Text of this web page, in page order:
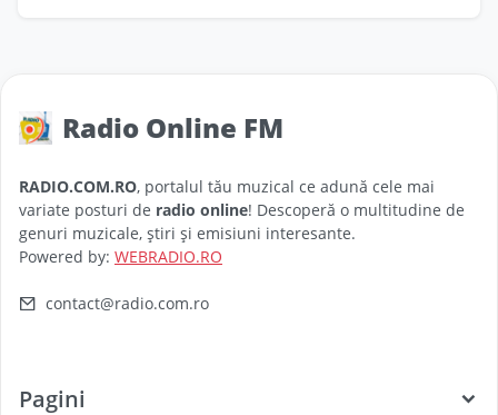
Radio Online FM
RADIO.COM.RO, portalul tău muzical ce adună cele mai
variate posturi de radio online! Descoperă o multitudine de
genuri muzicale, știri și emisiuni interesante.
Powered by: WEBRADIO.RO
contact@radio.com.ro
Pagini